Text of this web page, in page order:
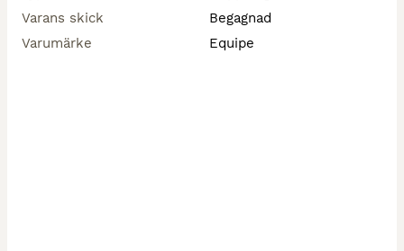
Varans skick
Begagnad
Varumärke
Equipe